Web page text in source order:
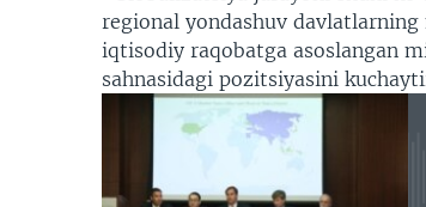
regional yondashuv
iqtisodiy raqobatga asoslangan
sahnasidagi pozitsiyasini
No